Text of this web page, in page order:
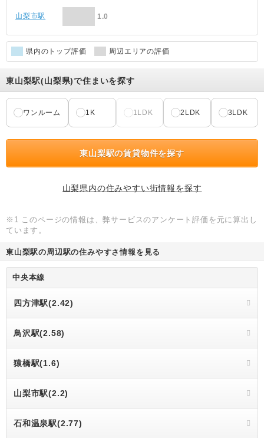
山梨市駅 1.0
県内のトップ評価 周辺エリアの評価
東山梨駅(山梨県)で住まいを探す
ワンルーム 1K 1LDK 2LDK 3LDK
東山梨駅の賃貸物件を探す
山梨県内の住みやすい街情報を探す
※1 このページの情報は、弊サービスのアンケート評価を元に算出し
ています。
東山梨駅の周辺駅の住みやすさ情報を見る
中央本線
四方津駅(2.42)
鳥沢駅(2.58)
猿橋駅(1.6)
山梨市駅(2.2)
石和温泉駅(2.77)